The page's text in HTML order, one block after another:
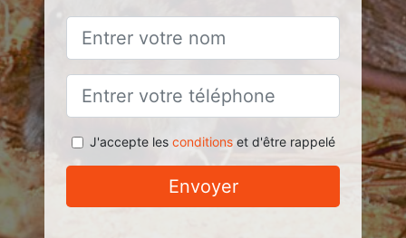
J'accepte les conditionset d'être rappelé
Envoyer